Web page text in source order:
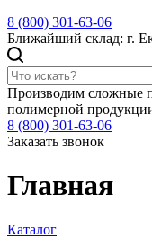
8 (800) 301-63-06
Ближайший склад: г.
Производим сложные
полимерной
8 (800) 301-63-06
Заказать звонок
Главная
Каталог